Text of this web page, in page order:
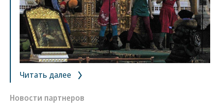
Читать далее
Новости партнеров